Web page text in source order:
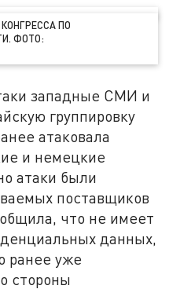
ПО
ФОТО:
западные СМИ и
группировку
атаковала
и немецкие
атаки были
поставщиков
что не имеет
данных,
ранее уже
стороны